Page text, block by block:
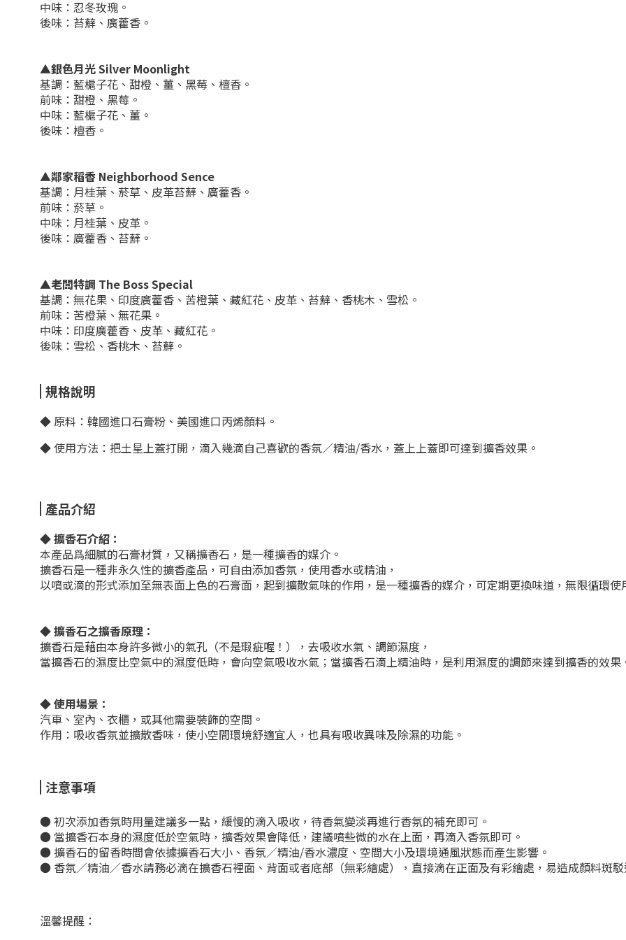
中味：忍冬玫瑰。
後味：苔蘚、廣藿香。
▲銀色月光 Silver Moonlight
基調：藍槴子花、甜橙、薑、黑莓、檀香。
前味：甜橙、黑莓。
中味：藍槴子花、薑。
後味：檀香。
▲鄰家稻香 Neighborhood Sence
基調：月桂葉、菸草、皮革苔蘚、廣藿香。
前味：菸草。
中味：月桂葉、皮革。
後味：廣藿香、苔蘚。
▲老闆特調 The Boss Special
基調：無花果、印度廣藿香、苦橙葉、藏紅花、皮革、苔蘚、香桃木、雪松。
前味：苦橙葉、無花果。
中味：印度廣藿香、皮革、藏紅花。
後味：雪松、香桃木、苔蘚。
規格說明
◆ 原料：韓國進口石膏粉、美國進口丙烯顏料。
◆ 使用方法： 把土星上蓋打開，滴入幾滴自己喜歡的香氛／精油/香水，蓋上上蓋即可達到擴香效果。
產品介紹
◆擴香石介紹：
本產品爲細膩的石膏材質，又稱擴香石，是一種擴香的媒介。
擴香石是一種非永久性的擴香產品，可自由添加香氛，使用香水或精油，
以噴或滴的形式添加至無表面上色的石膏面，起到擴散氣味的作用，是一種擴香的媒介，可定期更換味道，無限循環使
◆擴香石之擴香原理：
擴香石是藉由本身許多微小的氣孔（不是瑕疵喔！），去吸收水氣、調節濕度，
當擴香石的濕度比空氣中的濕度低時，會向空氣吸收水氣；當擴香石滴上精油時，是利用濕度的調節來達到擴香的效果
◆使用場景：
汽車、室內、衣櫃，或其他需要裝飾的空間。
作用：吸收香氛並擴散香味，使小空間環境舒適宜人，也具有吸收異味及除濕的功能。
注意事項
● 初次添加香氛時用量建議多一點，緩慢的滴入吸收，待香氣變淡再進行香氛的補充即可。
● 當擴香石本身的濕度低於空氣時，擴香效果會降低，建議噴些微的水在上面，再滴入香氛即可。
● 擴香石的留香時間會依據擴香石大小、香氛／精油/香水濃度、空間大小及環境通風狀態而產生影響。
● 香氛／精油／香水請務必滴在擴香石裡面、背面或者底部（無彩繪處），直接滴在正面及有彩繪處，易造成顏料斑
溫馨提醒：